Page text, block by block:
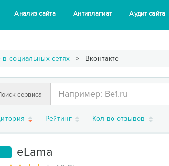
Анализ сайта Антиплагиат Аудит сайта
социальных сетях Вконтакте
сервиса
Рейтинг Кол-во отзывов
eLama